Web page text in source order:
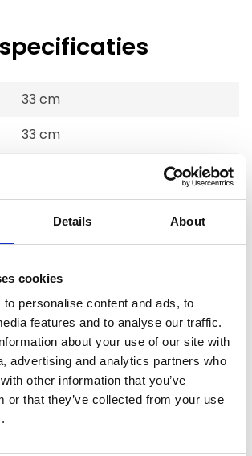
Details About
cookies
personalise content and ads, to
features and to analyse our traffic.
about your use of our site with
advertising and analytics partners who
other information that you’ve
or that they’ve collected from your use
33 cm
33 cm
4 kg
2
52706
4260195041257